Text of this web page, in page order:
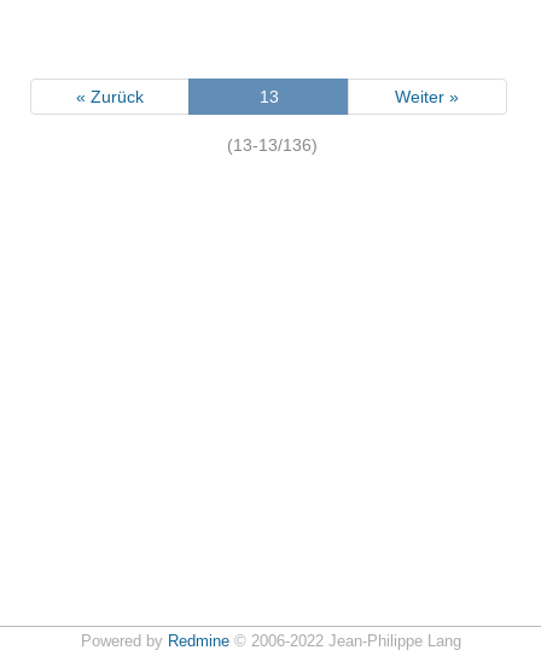
« Zurück 13 Weiter »
(13-13/136)
Powered by Redmine© 2006-2022 Jean-Philippe Lang